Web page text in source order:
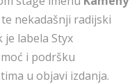
nekadašnji radijski
je labela Styx
i podršku
u objavi izdanja.